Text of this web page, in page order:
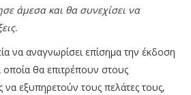
άμεσα και θα συνεχίσει να
να αναγνωρίσει επίσημα την έκδοση
θα επιτρέπουν στους
να εξυπηρετούν τους πελάτες τους,